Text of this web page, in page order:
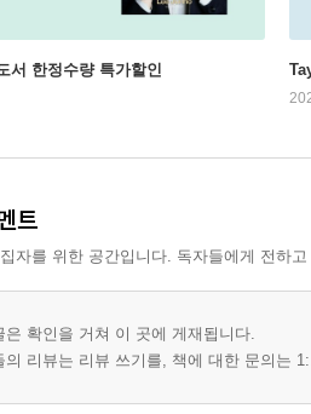
서 한정수량 특가할인
트
자를 위한 공간입니다. 독자들에게 전하
은 확인을 거쳐 이 곳에 게재됩니다.
의 리뷰는 리뷰 쓰기를, 책에 대한 문의는